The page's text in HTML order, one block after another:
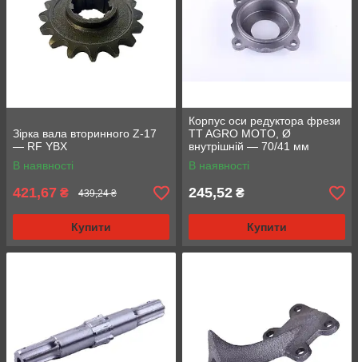
Зірка вала вторинного Z-17
— RF YBX
В наявності
421,67 ₴ 439,24 ₴
Купити
Корпус оси редуктора фрези
TT AGRO MOTO, Ø
внутрішній — 70/41 мм
В наявності
245,52 ₴
Купити